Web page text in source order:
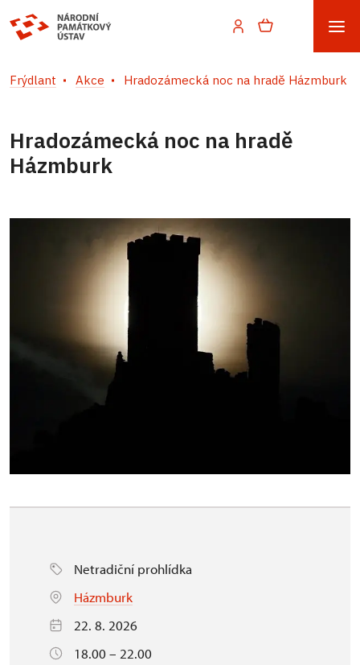
Frýdlant Akce Hradozámecká noc na hradě Házmburk
Hradozámecká noc na hradě
Házmburk
Netradiční prohlídka
Házmburk
22. 8. 2026
18.00 – 22.00